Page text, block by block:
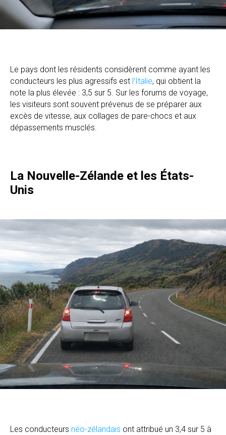
Le pays dont les résidents considèrent comme ayant les
conducteurs les plus agressifs est l'Italie, qui obtient la
note la plus élevée : 3,5 sur 5. Sur les forums de voyage,
les visiteurs sont souvent prévenus de se préparer aux
excès de vitesse, aux collages de pare-chocs et aux
dépassements musclés.
La Nouvelle-Zélande et les États-
Unis
Les conducteurs néo-zélandais ont attribué un 3,4 sur 5 à